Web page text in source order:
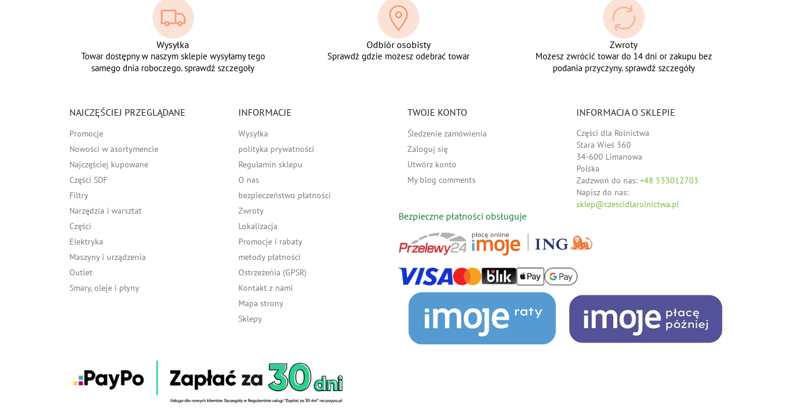
Wysyłka
Towar dostępny w naszym sklepie wysyłamy tego
samego dnia roboczego. sprawdź szczegoły
Odbiór osobisty
Sprawdź gdzie możesz odebrać towar
Zwroty
Możesz zwrócić towar do 14 dni or zakupu bez
podania przyczyny. sprawdź szczegóły
NAJCZĘŚCIEJ PRZEGLĄDANE
Promocje
Nowości w asortymencie
Najczęściej kupowane
Części SDF
Filtry
Narzędzia i warsztat
Części
Elektryka
Maszyny i urządzenia
Outlet
Smary, oleje i płyny
INFORMACJE
Wysyłka
polityka prywatności
Regulamin sklepu
O nas
bezpieczeństwo płatności
Zwroty
Lokalizacja
Promocje i rabaty
metody płatności
Ostrzeżeńia (GPSR)
Kontakt z nami
Mapa strony
Sklepy
TWOJE KONTO
Śledzenie zamówienia
Zaloguj się
Utwórz konto
My blog comments
INFORMACJA O SKLEPIE
Części dla Rolnictwa
Stara Wieś 360
34-600 Limanowa
Polska
Zadzwoń do nas: +48 533012703
Napisz do nas:
sklep@czescidlarolnictwa.pl
Bezpieczne płatności obsługuje